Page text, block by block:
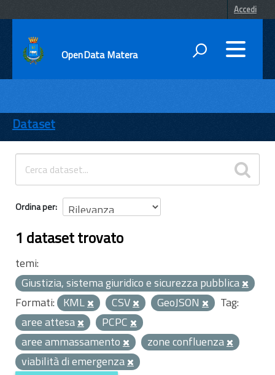
Accedi
OpenData Matera
ENTI
TEMI
INFORMAZIONI
Dataset
Ordina per
1 dataset trovato
temi:
Giustizia, sistema giuridico e sicurezza pubblica
Formati: KML CSV GeoJSON
Tag:
aree attesa
PCPC
aree ammassamento
zone confluenza
viabilità di emergenza